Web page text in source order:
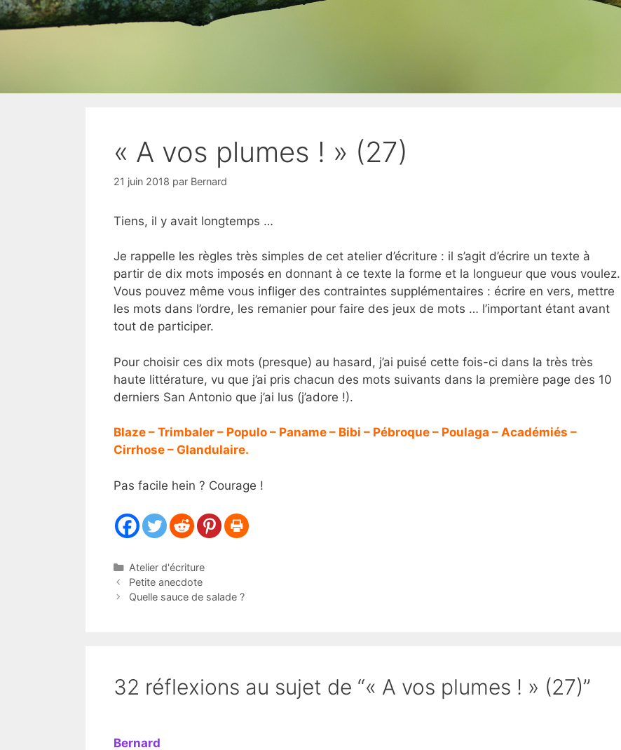
« A vos plumes ! » (27)
21 juin 2018 par Bernard
Tiens, il y avait longtemps …
Je rappelle les règles très simples de cet atelier d’écriture : il s’agit d’écrire un texte à
partir de dix mots imposés en donnant à ce texte la forme et la longueur que vous voulez.
Vous pouvez même vous infliger des contraintes supplémentaires : écrire en vers, mettre
les mots dans l’ordre, les remanier pour faire des jeux de mots … l’important étant avant
tout de participer.
Pour choisir ces dix mots (presque) au hasard, j’ai puisé cette fois-ci dans la très très
haute littérature, vu que j’ai pris chacun des mots suivants dans la première page des 10
derniers San Antonio que j’ai lus (j’adore !).
Blaze – Trimbaler – Populo – Paname – Bibi – Pébroque – Poulaga – Académiés –
Cirrhose – Glandulaire.
Pas facile hein ? Courage !
Catégories
Atelier d'écriture
Petite anecdote
Quelle sauce de salade ?
32 réflexions au sujet de “« A vos plumes ! » (27)”
Bernard